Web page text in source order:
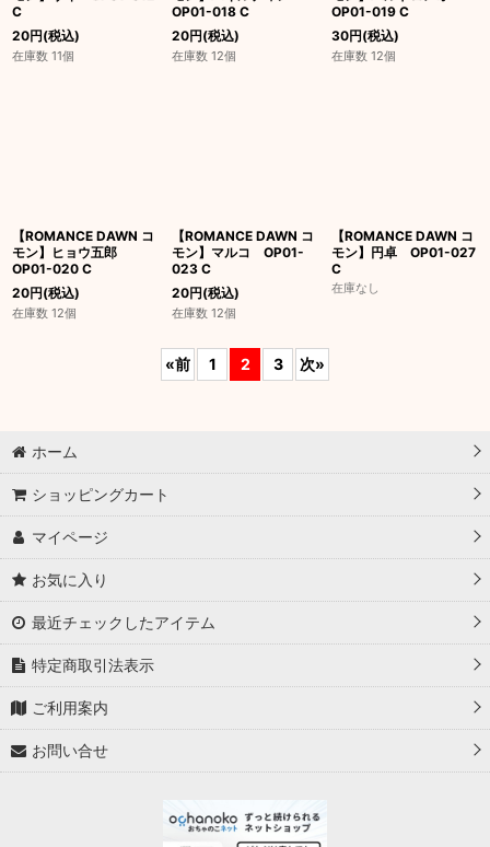
C
20円(税込)
在庫数 11個
OP01-018 C
20円(税込)
在庫数 12個
OP01-019 C
30円(税込)
在庫数 12個
【ROMANCE DAWN コ
モン】ヒョウ五郎
OP01-020 C
20円(税込)
在庫数 12個
【ROMANCE DAWN コ
モン】マルコ OP01-
023 C
20円(税込)
在庫数 12個
【ROMANCE DAWN コ
モン】円卓 OP01-027
C
在庫なし
«前 1 2 3 次»
ホーム
ショッピングカート
マイページ
お気に入り
最近チェックしたアイテム
特定商取引法表示
ご利用案内
お問い合せ